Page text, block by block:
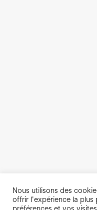
Nous utilisons des
offrir l'expérience la plus